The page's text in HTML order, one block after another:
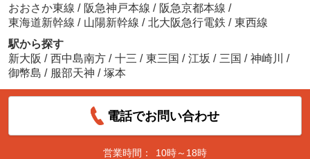
おおさか東線 / 阪急神戸本線 / 阪急京都本線 /
東海道新幹線 / 山陽新幹線 / 北大阪急行電鉄 / 東西線
駅から探す
新大阪 / 西中島南方 / 十三 / 東三国 / 江坂 / 三国 / 神崎川
/
御幣島 / 服部天神 / 塚本
電話でお問い合わせ
営業時間：
10時～18時